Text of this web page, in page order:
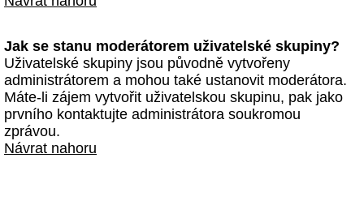
Jak se stanu moderátorem uživatelské skupiny?
Uživatelské skupiny jsou původně vytvořeny
administrátorem a mohou také ustanovit moderátora.
Máte-li zájem vytvořit uživatelskou skupinu, pak jako
prvního kontaktujte administrátora soukromou
zprávou.
Návrat nahoru